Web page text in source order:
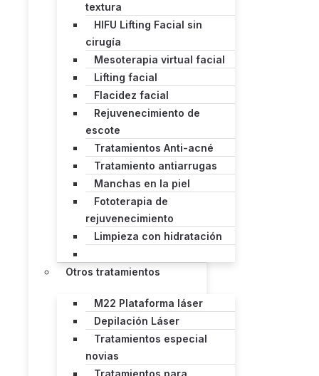
textura
HIFU Lifting Facial sin
cirugía
Mesoterapia virtual facial
Lifting facial
Flacidez facial
Rejuvenecimiento de
escote
Tratamientos Anti-acné
Tratamiento antiarrugas
Manchas en la piel
Fototerapia de
rejuvenecimiento
Limpieza con hidratación
Otros tratamientos
M22 Plataforma láser
Depilación Láser
Tratamientos especial
novias